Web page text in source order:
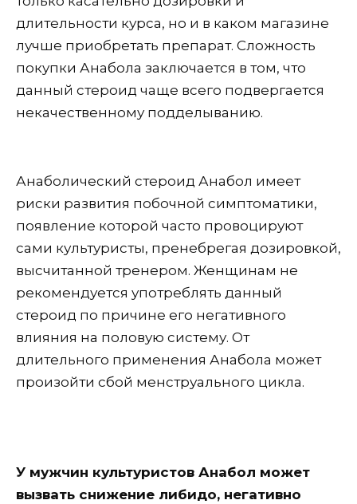
длительности курса, но и в каком магазине
лучше приобретать препарат. Сложность
покупки Анабола заключается в том, что
данный стероид чаще всего подвергается
некачественному подделыванию.
Анаболический стероид Анабол имеет
риски развития побочной симптоматики,
появление которой часто провоцируют
сами культуристы, пренебрегая дозировкой,
высчитанной тренером. Женщинам не
рекомендуется употреблять данный
стероид по причине его негативного
влияния на половую систему. От
длительного применения Анабола может
произойти сбой менструального цикла.
У мужчин культуристов Анабол может
вызвать снижение либидо, негативно